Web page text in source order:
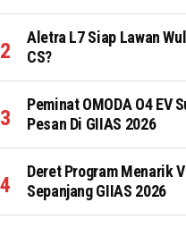
Aletra L7 Siap Lawan
CS?
Peminat OMODA O4 EV
Pesan Di GIIAS 2026
Deret Program Menarik
Sepanjang GIIAS 2026